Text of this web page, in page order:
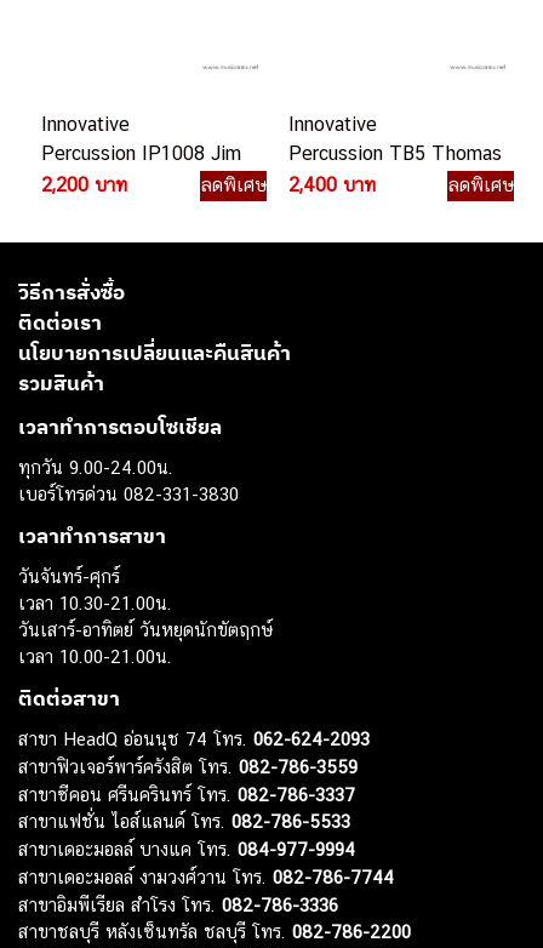
Innovative
Percussion IP1008 Jim
Casella Indoor/Outdoor
Xylophone
2,200 บาท ลดพิเศษ
Innovative
Percussion TB5 Thomas
Burritt Hard Marimba
2,400 บาท ลดพิเศษ
วิธีการสั่งซื้อ
ติดต่อเรา
นโยบายการเปลี่ยนและคืนสินค้า
รวมสินค้า
เวลาทำการตอบโซเชียล
ทุกวัน 9.00-24.00น.
เบอร์โทรด่วน 082-331-3830
เวลาทำการสาขา
วันจันทร์-ศุกร์
เวลา 10.30-21.00น.
วันเสาร์-อาทิตย์ วันหยุดนักขัตฤกษ์
เวลา 10.00-21.00น.
ติดต่อสาขา
สาขา HeadQ อ่อนนุช 74 โทร. 062-624-2093
สาขาฟิวเจอร์พาร์ครังสิต โทร. 082-786-3559
สาขาซีคอน ศรีนครินทร์ โทร. 082-786-3337
สาขาแฟชั่น ไอส์แลนด์ โทร. 082-786-5533
สาขาเดอะมอลล์ บางแค โทร. 084-977-9994
สาขาเดอะมอลล์ งามวงศ์วาน โทร. 082-786-7744
สาขาอิมพีเรียล สำโรง โทร. 082-786-3336
สาขาชลบุรี หลังเซ็นทรัล ชลบุรี โทร. 082-786-2200